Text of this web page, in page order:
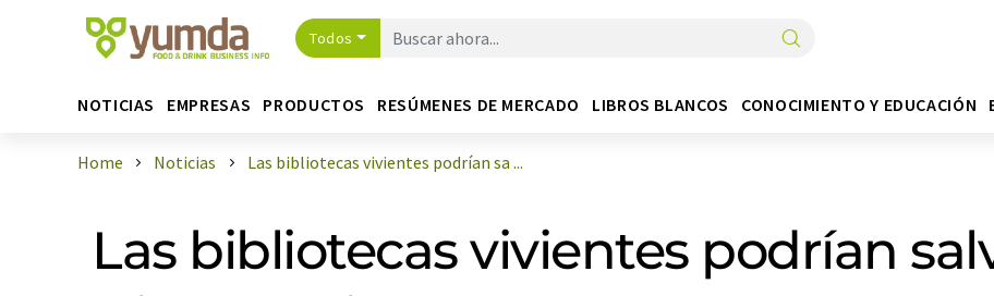
Todos
NOTICIAS EMPRESAS PRODUCTOS RESÚMENES DE MERCADO LIBROS BLANCOS CONOCIMIENTO Y EDUCACIÓN
Home Noticias Las bibliotecas vivientes podrían sa ...
Las bibliotecas vivientes podrían